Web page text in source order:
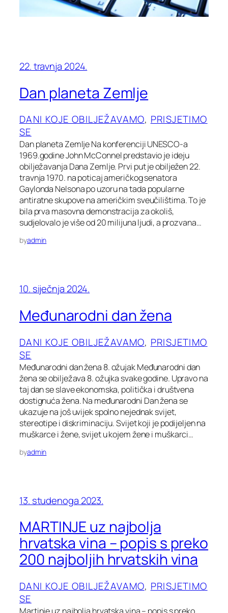
22. travnja 2024.
Dan planeta Zemlje
DANI KOJE OBILJEŽAVAMO, PRISJETIMO
SE
Dan planeta Zemlje Na konferenciji UNESCO-a
1969.godine John McConnel predstavio je ideju
obilježavanja Dana Zemlje. Prvi put je obilježen 22.
travnja 1970. na poticaj američkog senatora
Gaylonda Nelsona po uzoru na tada popularne
antiratne skupove na američkim sveučilištima. To je
bila prva masovna demonstracija za okoliš,
sudjelovalo je više od 20 milijuna ljudi, a prozvana…
byadmin
10. siječnja 2024.
Međunarodni dan žena
DANI KOJE OBILJEŽAVAMO, PRISJETIMO
SE
Međunarodni dan žena 8. ožujak Međunarodni dan
žena se obilježava 8. ožujka svake godine. Upravo na
taj dan se slave ekonomska, politička i društvena
dostignuća žena. Na međunarodni Dan žena se
ukazuje na još uvijek spolno nejednak svijet,
stereotipe i diskriminaciju. Svijet koji je podijeljen na
muškarce i žene, svijet u kojem žene i muškarci…
byadmin
13. studenoga 2023.
MARTINJE uz najbolja
hrvatska vina – popis s preko
200 najboljih hrvatskih vina
DANI KOJE OBILJEŽAVAMO, PRISJETIMO
SE